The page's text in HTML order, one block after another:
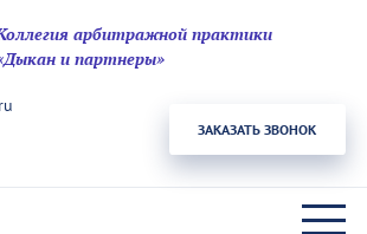
арбитражной практики
и партнеры»
ЗАКАЗАТЬ ЗВОНОК